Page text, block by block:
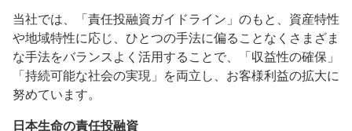
当社では、「責任投融資ガイドライン」のもと、資産特性
や地域特性に応じ、ひとつの手法に偏ることなくさまざま
な手法をバランスよく活用することで、「収益性の確保」
「持続可能な社会の実現」を両立し、お客様利益の拡大に
努めています。
日本生命の責任投融資